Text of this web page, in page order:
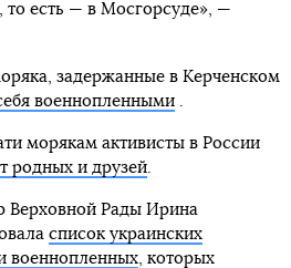
то есть — в Мосгорсуде», —
задержанные в Керченском
военнопленными.
морякам активисты в России
родных и друзей.
Верховной Рады Ирина
список украинских
военнопленных, которых